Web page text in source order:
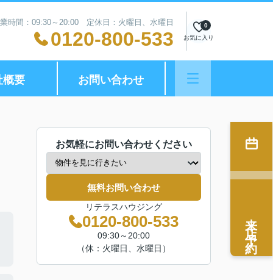
時間：09:30～20:00 定休日：火曜日、水曜日
0120-800-533 お気に入り
0
概要 お問い合わせ
お気軽にお問い合わせください
無料お問い合わせ
リテラスハウジング
0120-800-533
09:30～20:00
（休：火曜日、水曜日）
来店予約